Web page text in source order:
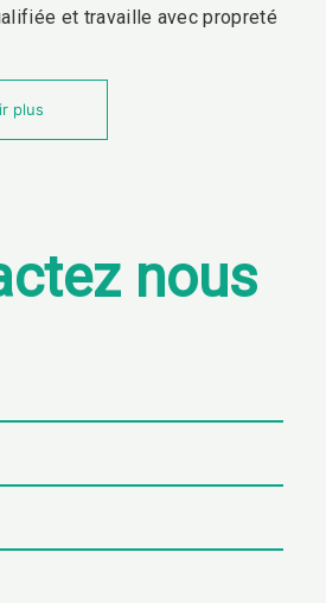
et travaille avec propreté
plus
nous